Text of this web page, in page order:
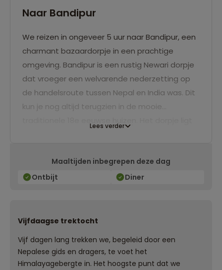
Naar Bandipur
We reizen in ongeveer 5 uur naar Bandipur, een
charmant bazaardorpje in een prachtige
omgeving. Bandipur is een rustig Newari dorpje
dat vroeger een welvarende nederzetting op
de handelsroute tussen Nepal en India was. Dit
kun je nog altijd terugzien in de mooie
besneeuwde toppen van de Himalaya. Je
overnacht in een sfeervolle Newari-stijl
Lees verder
Maaltijden inbegrepen deze dag
Ontbijt
Diner
Vijfdaagse trektocht
Vijf dagen lang trekken we, begeleid door een
Nepalese gids en dragers, te voet het
Himalayagebergte in. Het hoogste punt dat we